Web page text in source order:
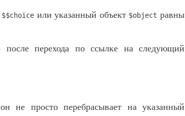
$$choice или указанный объект $object равны
после перехода по ссылке на следующий
не просто перебрасывает на указанный